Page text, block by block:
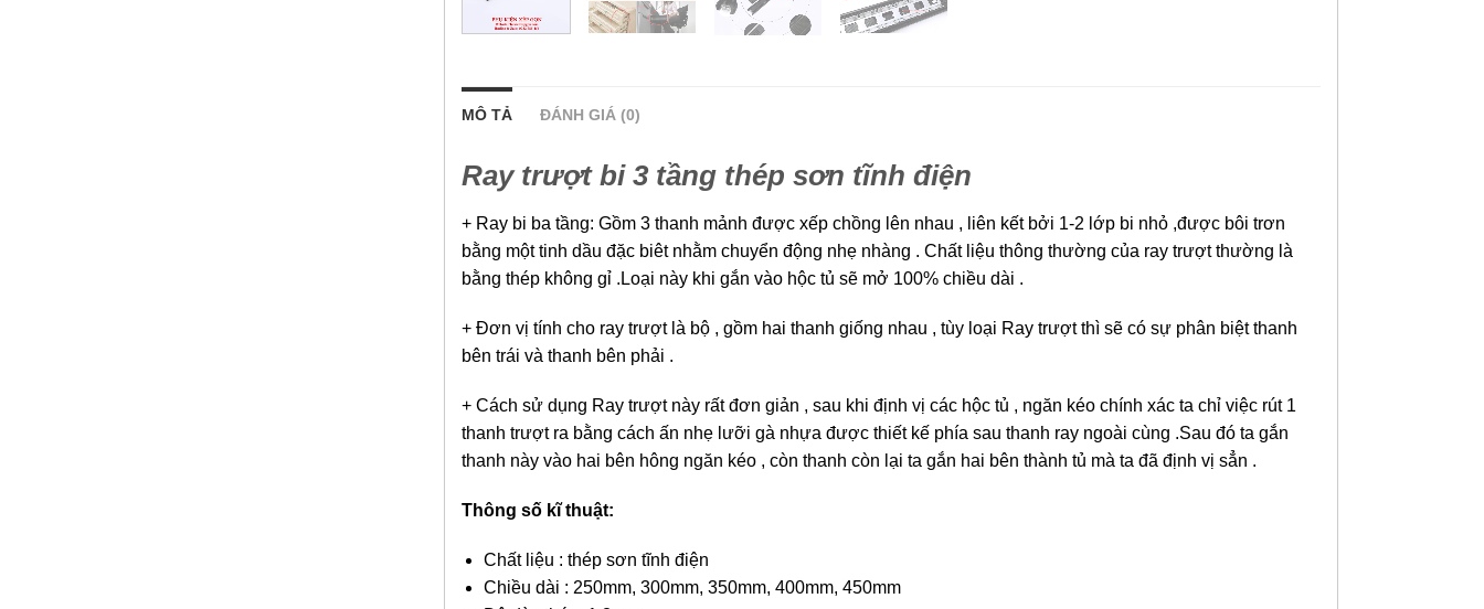
MÔ TẢ ĐÁNH GIÁ (0)
Ray trượt bi 3 tầng thép sơn tĩnh điện
+ Ray bi ba tầng: Gồm 3 thanh mảnh được xếp chồng lên nhau , liên kết bởi 1-2 lớp bi nhỏ ,được bôi trơn
bằng một tinh dầu đặc biêt nhằm chuyển động nhẹ nhàng . Chất liệu thông thường của ray trượt thường là
bằng thép không gỉ .Loại này khi gắn vào hộc tủ sẽ mở 100% chiều dài .
+ Đơn vị tính cho ray trượt là bộ , gồm hai thanh giống nhau , tùy loại Ray trượt thì sẽ có sự phân biệt thanh
bên trái và thanh bên phải .
+ Cách sử dụng Ray trượt này rất đơn giản , sau khi định vị các hộc tủ , ngăn kéo chính xác ta chỉ việc rút 1
thanh trượt ra bằng cách ấn nhẹ lưỡi gà nhựa được thiết kế phía sau thanh ray ngoài cùng .Sau đó ta gắn
thanh này vào hai bên hông ngăn kéo , còn thanh còn lại ta gắn hai bên thành tủ mà ta đã định vị sẳn .
Thông số kĩ thuật:
Chất liệu : thép sơn tĩnh điện
Chiều dài : 250mm, 300mm, 350mm, 400mm, 450mm